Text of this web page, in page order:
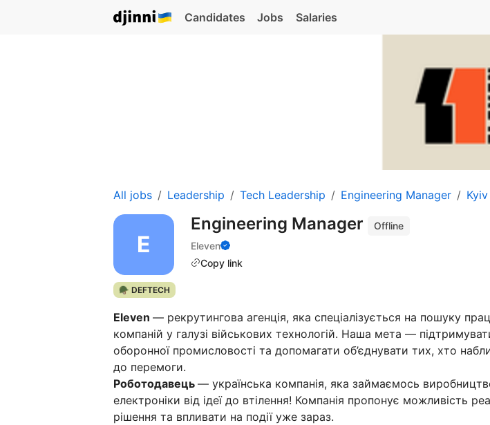
Candidates Jobs Salaries
All jobs Leadership Tech Leadership Engineering Manager Kyiv
Engineering Manager
Offline
Eleven
Copy link
🪖 DEFTECH
Eleven — рекрутингова агенція, яка спеціалізується на пошуку
компаній у галузі військових технологій. Наша мета —
оборонної промисловості та допомагати об’єднувати тих, хто
до перемоги.
Роботодавець — українська компанія, яка займаємось
електроніки від ідеї до втілення! Компанія пропонує можливість
рішення та впливати на події уже зараз.